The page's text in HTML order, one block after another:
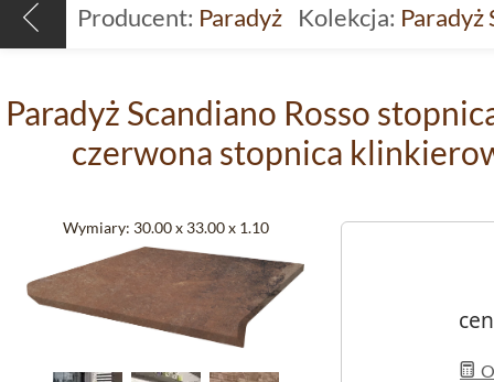
Producent: Paradyż Kolekcja: Paradyż
Paradyż Scandiano Rosso
czerwona stopnica
Wymiary: 30.00 x 33.00 x 1.10